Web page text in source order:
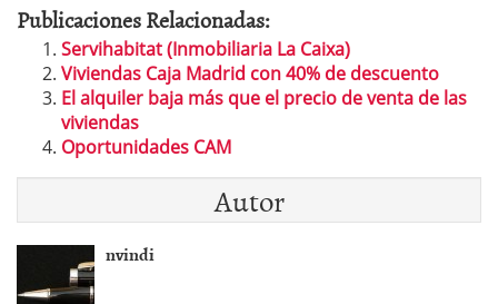
Publicaciones Relacionadas:
Servihabitat (Inmobiliaria La Caixa)
Viviendas Caja Madrid con 40% de descuento
El alquiler baja más que el precio de venta de las
viviendas
Oportunidades CAM
Autor
nvindi